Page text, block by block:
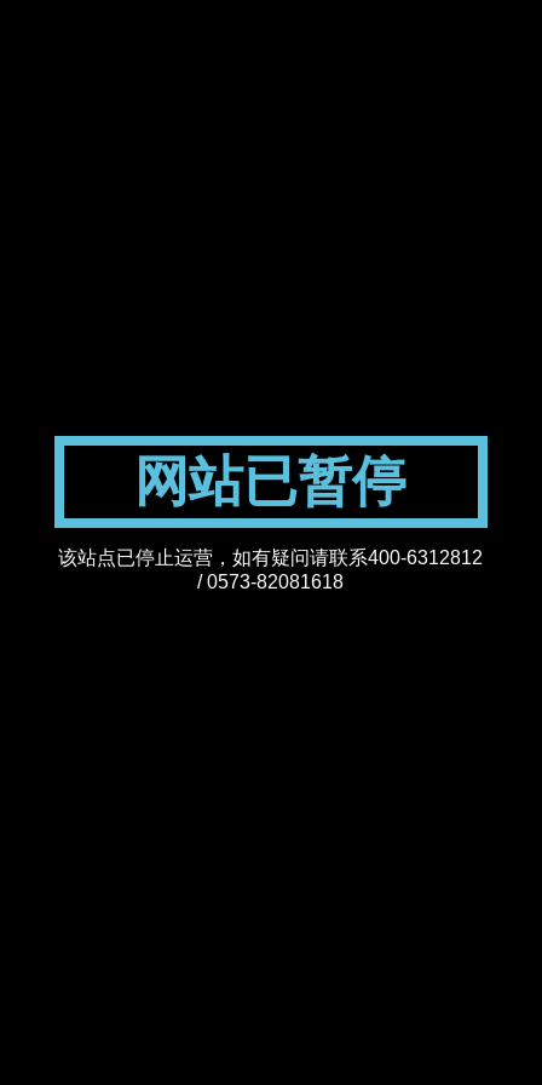
网站已暂停
该站点已停止运营，如有疑问请联系400-6312812
/ 0573-82081618